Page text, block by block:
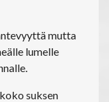
mutta
lumelle
suksen